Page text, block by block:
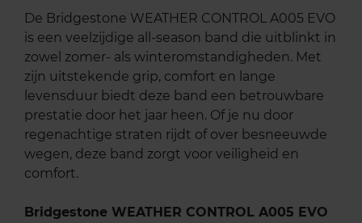
De Bridgestone WEATHER CONTROL A005 EVO
is een veelzijdige all-season band die uitblinkt in
zowel zomer- als winteromstandigheden. Met
zijn uitstekende grip, comfort en lange
levensduur biedt deze band een betrouwbare
prestatie door het jaar heen. Of je nu door
regenachtige straten rijdt of over besneeuwde
wegen, deze band zorgt voor veiligheid en
comfort.
Bridgestone WEATHER CONTROL A005 EVO